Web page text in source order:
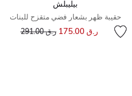
بيليبلش
حقيبة ظهر بشعار فضي متقزح للبنات
ر.ق 175.00 سعر مخفض من
ر.ق 291.00 إلى